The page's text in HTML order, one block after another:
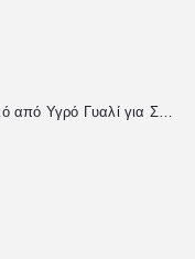
Χειροποίητο Διακοσμητικό από Υγρό Γυαλί για Συναδέλφους – Προσωποποιημένο Δώρο με Αφιέρωση